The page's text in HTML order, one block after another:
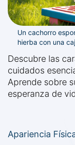
Un cachorro
hierba con una
Descubre las
cuidados
Aprende sobre
esperanza de
Apariencia